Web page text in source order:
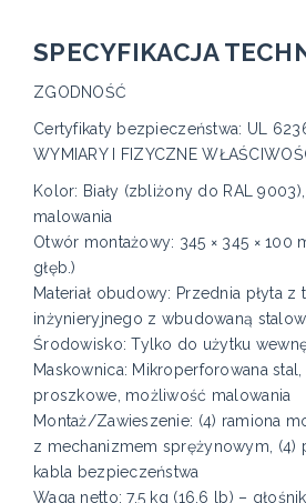
SPECYFIKACJA
ZGODNOŚĆ
Certyfikaty bezpieczeństwa: UL
WYMIARY I FIZYCZNE
Kolor: Biały (zbliżony do RAL
malowania
Otwór montażowy: 345 × 345 × 100
głęb.)
Materiał obudowy: Przednia płyta z
inżynieryjnego z wbudowaną
Środowisko: Tylko do użytku
Maskownica: Mikroperforowana
proszkowe, możliwość malowania
Montaż/Zawieszenie: (4) ramiona
z mechanizmem sprężynowym, (4)
kabla bezpieczeństwa
Waga netto: 7,5 kg (16,6 lb) –